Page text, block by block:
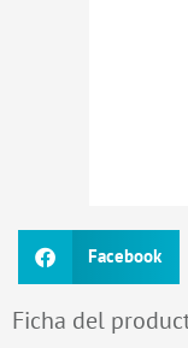
Facebook
Ficha del